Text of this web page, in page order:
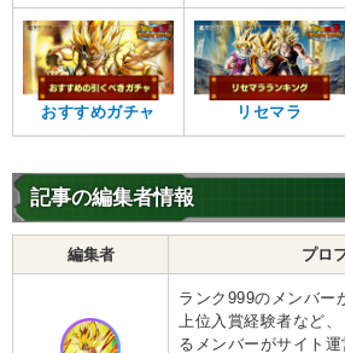
おすすめガチャ リセマラ
記事の編集者情報
編集者 プロ
ランク999のメンバー
上位入賞経験者など
るメンバーがサイト運